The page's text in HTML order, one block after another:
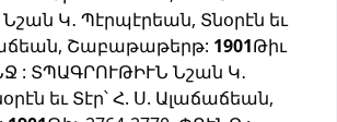
Կ․ Պէրպէրեան, Տնօրէն եւ
Շաբաթաթերթ: 1901Թիւ
: ՏՊԱԳՐՈՒԹԻՒՆ Նշան Կ․
եւ Տէր՝ Հ. Ս. Ալաճաճեան,